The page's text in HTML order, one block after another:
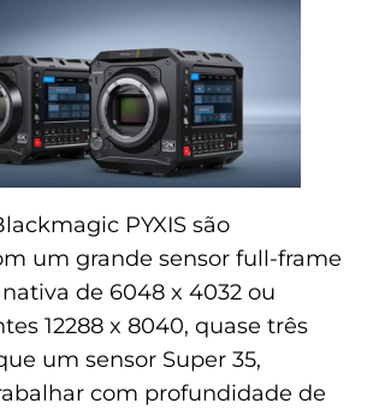
PYXIS são
um grande sensor full-frame
de 6048 x 4032 ou
12288 x 8040, quase três
um sensor Super 35,
com profundidade de